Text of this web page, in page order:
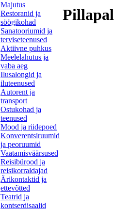
Majutus
Restoranid ja
söögikohad
Sanatooriumid ja
terviseteenused
Aktiivne puhkus
Meelelahutus ja
vaba aeg
Ilusalongid ja
iluteenused
Autorent ja
transport
Ostukohad ja
teenused
Mood ja riidepoed
Konverentsiruumid
ja peoruumid
Vaatamisväärsused
Reisibürood ja
reisikorraldajad
Ärikontaktid ja
ettevõtted
Teatrid ja
kontserdisaalid